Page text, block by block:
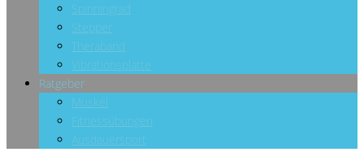
Spinningrad
Stepper
Theraband
Vibrationsplatte
Ratgeber
Muskel
Fitnessübungen
Ausdauersport